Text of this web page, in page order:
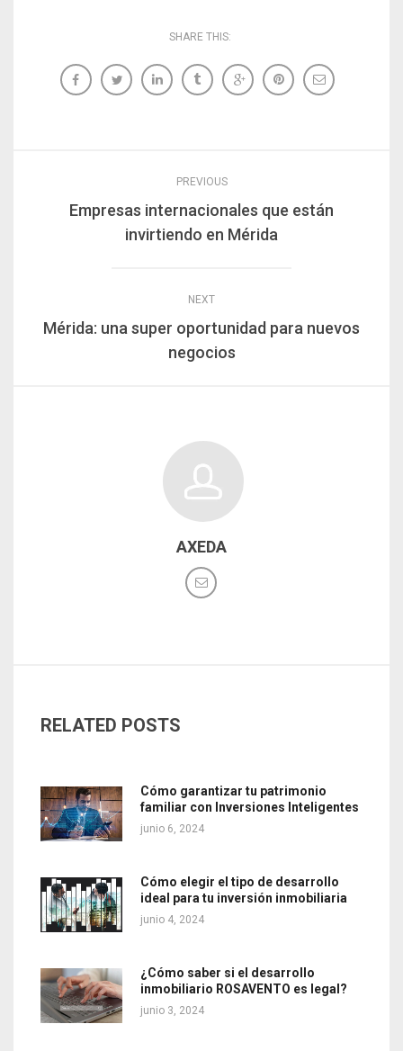
SHARE THIS:
PREVIOUS
Empresas internacionales que están
invirtiendo en Mérida
NEXT
Mérida: una super oportunidad para nuevos
negocios
AXEDA
RELATED POSTS
Cómo garantizar tu patrimonio
familiar con Inversiones Inteligentes
junio 6, 2024
Cómo elegir el tipo de desarrollo
ideal para tu inversión inmobiliaria
junio 4, 2024
¿Cómo saber si el desarrollo
inmobiliario ROSAVENTO es legal?
junio 3, 2024